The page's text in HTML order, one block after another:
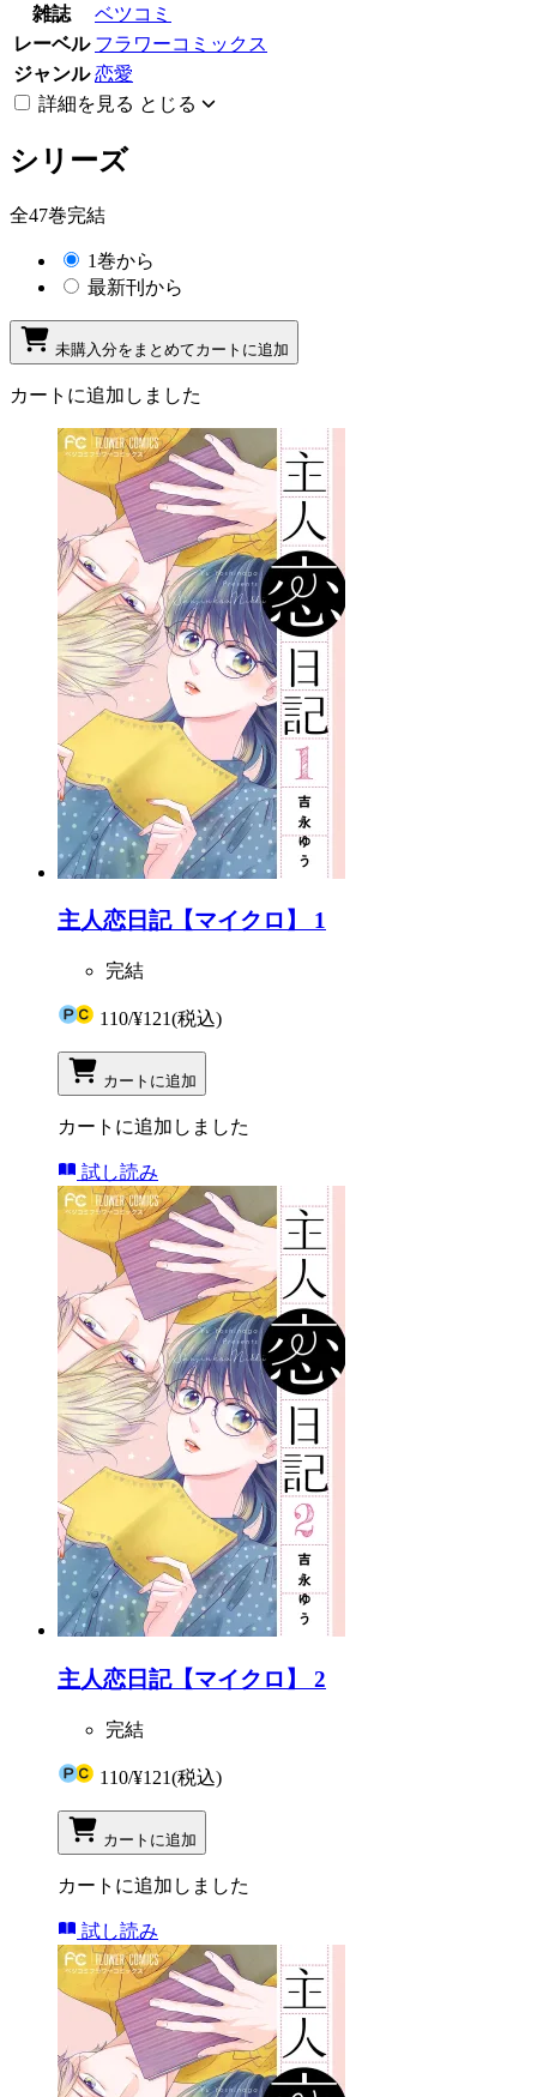
雑誌
ベツコミ
レーベル フラワーコミックス
ジャンル 恋愛
詳細を見る とじる
シリーズ
全47巻完結
1巻から
最新刊から
未購入分をまとめてカートに追加
カートに追加しました
主人恋日記【マイクロ】 1
完結
110/¥121(税込)
カートに追加
カートに追加しました
試し読み
主人恋日記【マイクロ】 2
完結
110/¥121(税込)
カートに追加
カートに追加しました
試し読み